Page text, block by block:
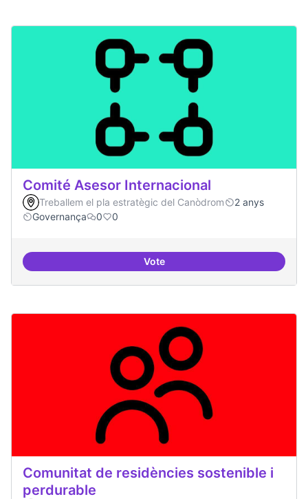
Comité Asesor Internacional
Treballem el pla estratègic del Canòdrom
2 anys
Governança
0 0
VoteComité Asesor Internacional
Comunitat de residències sostenible i
perdurable